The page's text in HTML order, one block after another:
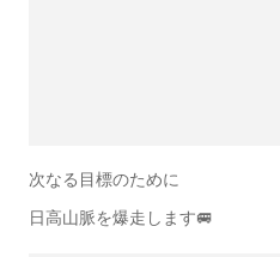
次なる目標のために
日高山脈を爆走します🚐